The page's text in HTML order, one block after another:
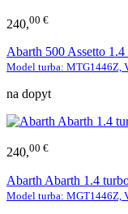
240,00 €
Abarth 500 Assetto
Model turba: MTG1446Z,
na dopyt
240,00 €
Abarth Abarth 1.4
Model turba: MGT1446Z,